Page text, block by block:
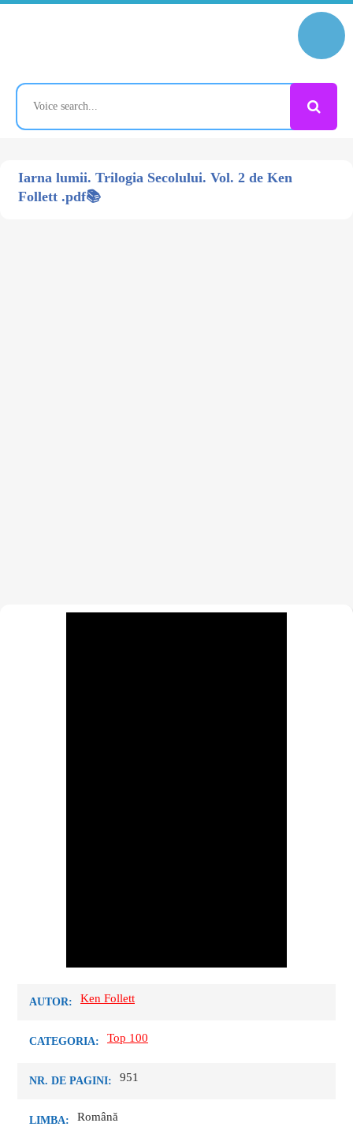
Iarna lumii. Trilogia Secolului. Vol. 2 de Ken
Follett .pdf📚
AUTOR: Ken Follett
CATEGORIA: Top 100
NR. DE PAGINI: 951
LIMBA: Română